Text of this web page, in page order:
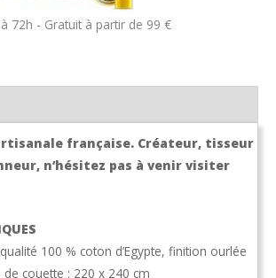
72h - Gratuit à partir de 99 €
française. Créateur, tisseur
n’hésitez pas à venir visiter
100 % coton d’Egypte, finition ourlée
de couette : 220 x 240 cm